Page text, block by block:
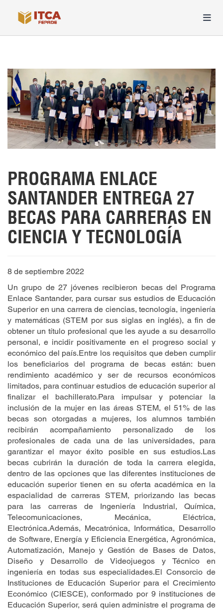
PROGRAMA ENLACE
SANTANDER ENTREGA 27
BECAS PARA CARRERAS EN
CIENCIA Y TECNOLOGÍA
8 de septiembre 2022
Un grupo de 27 jóvenes recibieron becas del Programa
Enlace Santander, para cursar sus estudios de Educación
Superior en una carrera de ciencias, tecnología, ingeniería
y matemáticas (STEM por sus siglas en inglés), a fin de
obtener un título profesional que les ayude a su desarrollo
personal, e incidir positivamente en el progreso social y
económico del país.Entre los requisitos que deben cumplir
los beneficiarios del programa de becas están: buen
rendimiento académico y ser de recursos económicos
limitados, para continuar estudios de educación superior al
finalizar el bachillerato.Para impulsar y potenciar la
inclusión de la mujer en las áreas STEM, el 51% de las
becas son otorgadas a mujeres, los alumnos también
recibirán acompañamiento personalizado de los
profesionales de cada una de las universidades, para
garantizar el mayor éxito posible en sus estudios.Las
becas cubrirán la duración de toda la carrera elegida,
dentro de las opciones que las diferentes instituciones de
educación superior tienen en su oferta académica en la
espacialidad de carreras STEM, priorizando las becas
para las carreras de Ingeniería Industrial, Química,
Telecomunicaciones, Mecánica, Eléctrica,
Electrónica.Además, Mecatrónica, Informática, Desarrollo
de Software, Energía y Eficiencia Energética, Agronómica,
Automatización, Manejo y Gestión de Bases de Datos,
Diseño y Desarrollo de Videojuegos y Técnico en
ingeniería en todas sus especialidades.El Consorcio de
Instituciones de Educación Superior para el Crecimiento
Económico (CIESCE), conformado por 9 instituciones de
Educación Superior, será quien administre el programa de